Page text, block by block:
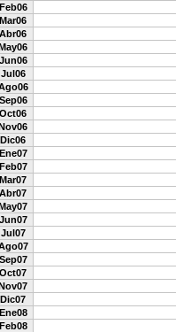
Feb06
Mar06
Abr06
Jun06
Jul06
Sep06
Oct06
Dic06
Ene07
Feb07
Mar07
Abr07
Jun07
Jul07
Sep07
Oct07
Dic07
Ene08
Feb08